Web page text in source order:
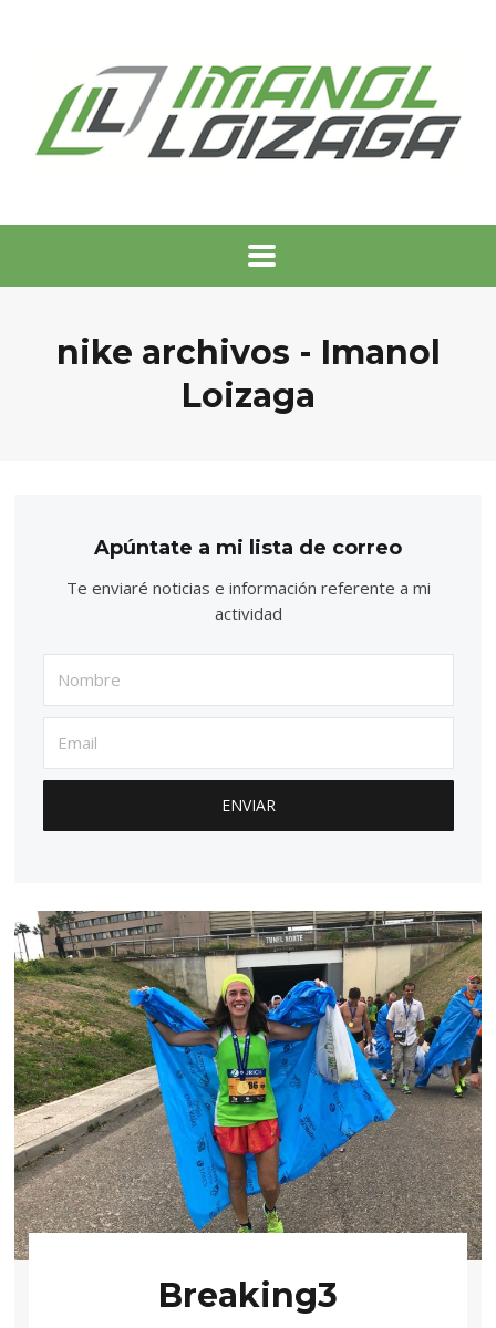
nike archivos - Imanol
Loizaga
Apúntate a mi lista de correo
Te enviaré noticias e información referente a mi
actividad
Breaking3